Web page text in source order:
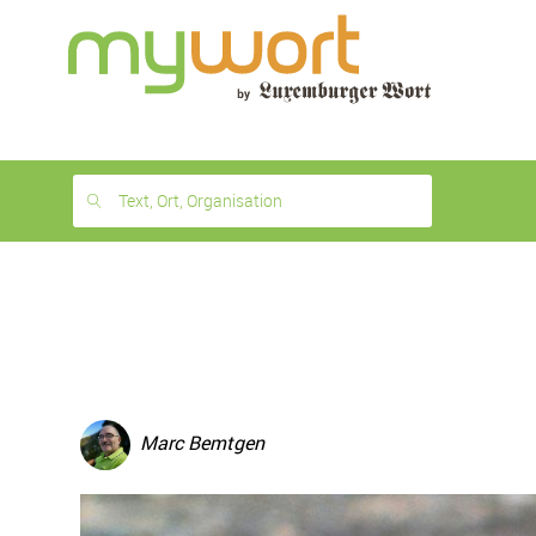
month
free
Text, Ort, Organisation
Marc Bemtgen